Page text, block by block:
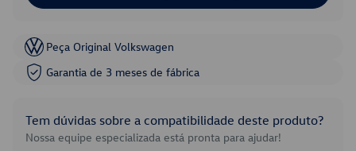
Peça Original Volkswagen
Garantia de 3 meses de fábrica
Tem dúvidas sobre a compatibilidade deste produto?
Nossa equipe especializada está pronta para ajudar!